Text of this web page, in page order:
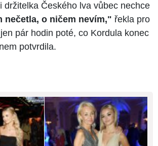
držitelka Českého lva vůbec nechce
nečetla, o ničem nevím," řekla pro
pár hodin poté, co Kordula konec
potvrdila.